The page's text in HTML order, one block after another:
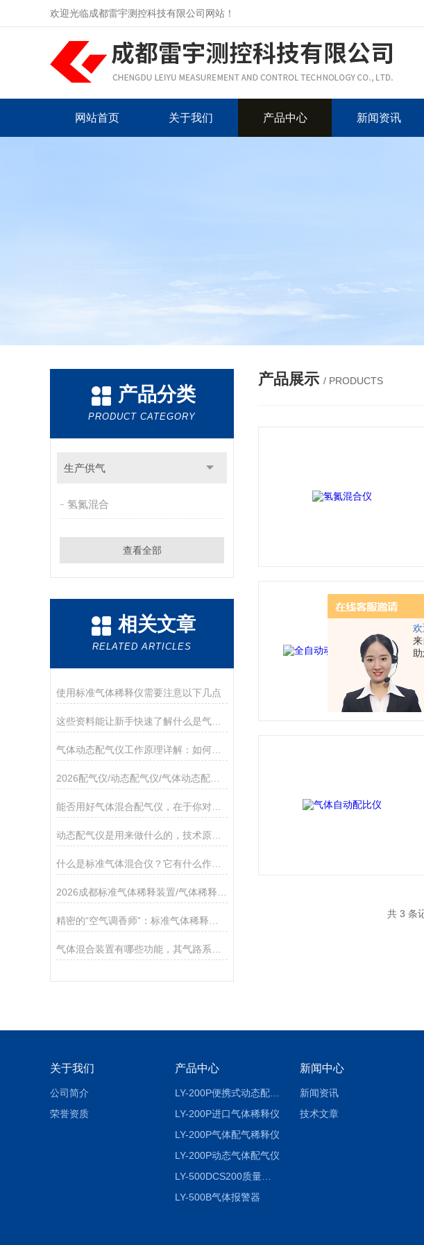
欢
欢迎光临成都雷宇测控科技有限公司网站！
网站首页 关于我们 产品中心 新闻资讯
产品分类
PRODUCT CATEGORY
生产供气
氢氮混合
查看全部
相关文章
RELATED ARTICLES
使用标准气体稀释仪需要注意以下几点
这些资料能让新手快速了解什么是气体稀释仪！
气体动态配气仪工作原理详解：如何实现精准气体浓度配制？
2026配气仪/动态配气仪/气体动态配气仪/标准气体配气仪厂家推荐
能否用好气体混合配气仪，在于你对它的特点了解多少！
动态配气仪是用来做什么的，技术原理是怎样的？
什么是标准气体混合仪？它有什么作用？
产品展示 / PRODUCTS
共 3 条
关于我们
公司简介
荣誉资质
产品中心
LY-200P便携式动态配气仪进口
LY-200P进口气体稀释仪
LY-200P气体配气稀释仪
LY-200P动态气体配气仪
LY-500DCS200质量流量控制仪
LY-500B气体报警器
新闻中心
新闻资讯
技术文章